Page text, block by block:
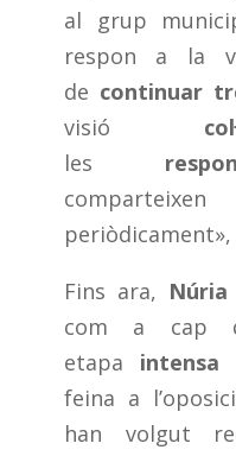
al grup
respon a la
de continuar
visió
les
Fins ara, Núria
com a cap
etapa
intensa
feina a
han volgut